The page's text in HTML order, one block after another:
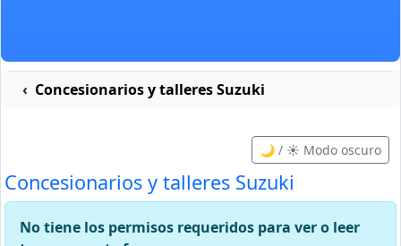
Concesionarios y talleres Suzuki
🌙 / ☀️ Modo oscuro
Concesionarios y talleres Suzuki
No tiene los permisos requeridos para ver o leer